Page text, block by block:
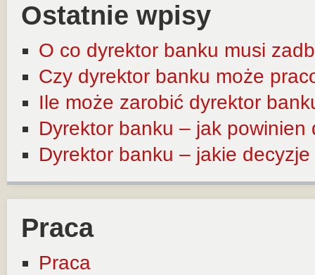
Ostatnie wpisy
O co dyrektor banku musi
Czy dyrektor banku może
Ile może zarobić dyrektor
Dyrektor banku – jak
Dyrektor banku – jakie
Praca
Praca